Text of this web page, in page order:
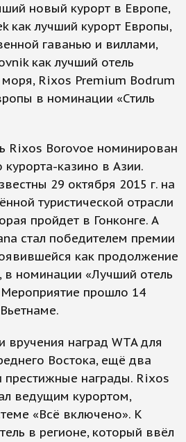
новый курорт в Европе,
как лучший курорт Европы,
гаванью и виллами,
как лучший отель
Rixos Premium Bodrum
в номинации «Стиль
Rixos Borovoe номинирован
казино в Азии.
29 октября 2015 г. на
туристической отрасли
пройдет в Гонконге. А
стал победителем премии
как продолжение
в номинации «Лучший отель
прошло 14
вручения наград WTA для
Востока, ещё два
престижные награды. Rixos
ведущим курортом,
«Всё включено». К
в регионе, который ввёл